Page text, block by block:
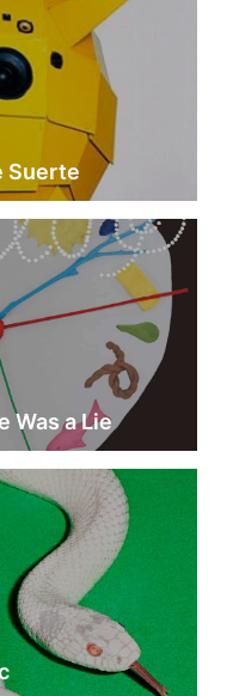
Suerte
Was a Lie